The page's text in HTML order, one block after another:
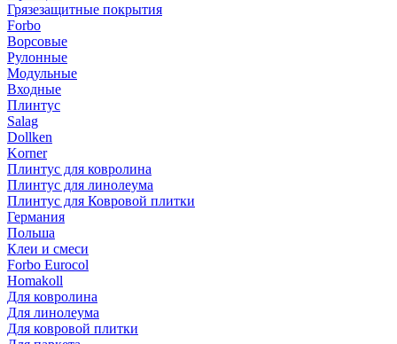
Грязезащитные покрытия
Forbo
Ворсовые
Рулонные
Модульные
Входные
Плинтус
Salag
Dollken
Korner
Плинтус для ковролина
Плинтус для линолеума
Плинтус для Ковровой плитки
Германия
Польша
Клеи и смеси
Forbo Eurocol
Homakoll
Для ковролина
Для линолеума
Для ковровой плитки